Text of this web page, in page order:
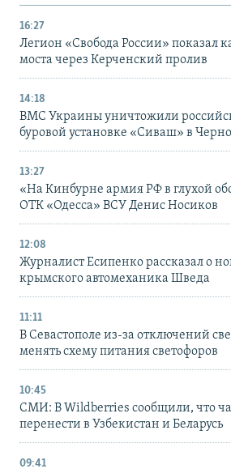
16:27
Легион «Свобода России» показал
моста через Керченский пролив
14:18
ВМС Украины уничтожили
буровой установке «Сиваш» в
13:27
«На Кинбурне армия РФ в глухой
ОТК «Одесса» ВСУ Денис Носиков
12:08
Журналист Есипенко рассказал о
крымского автомеханика Шведа
11:11
В Севастополе из-за отключений
менять схему питания светофоров
10:45
СМИ: В Wildberries сообщили, что
перенести в Узбекистан и Беларусь
09:41